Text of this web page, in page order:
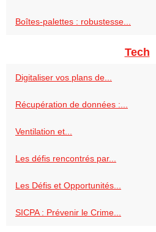
Boîtes-palettes : robustesse...
Tech
Digitaliser vos plans de...
Récupération de données :...
Ventilation et...
Les défis rencontrés par...
Les Défis et Opportunités...
SICPA : Prévenir le Crime...